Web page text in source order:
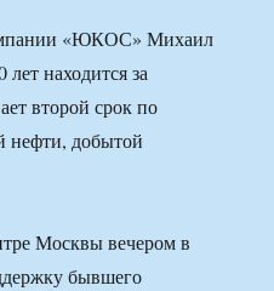
«ЮКОС» Михаил
находится за
второй срок по
нефти, добытой
Москвы вечером в
бывшего